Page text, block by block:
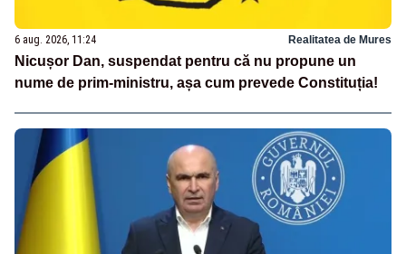
6 aug. 2026, 11:24 Realitatea de Mures
Nicușor Dan, suspendat pentru că nu propune un
nume de prim-ministru, așa cum prevede Constituția!